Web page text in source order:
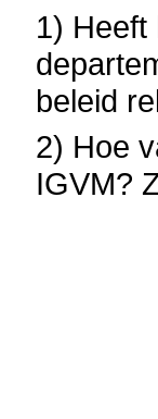
1) Heeft
beleid
2) Hoe
IGVM?